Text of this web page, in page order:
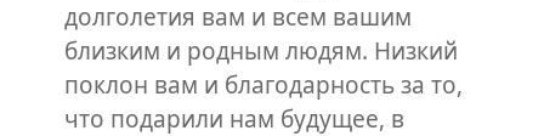
долголетия вам и всем вашим
близким и родным людям. Низкий
поклон вам и благодарность за то,
что подарили нам будущее, в